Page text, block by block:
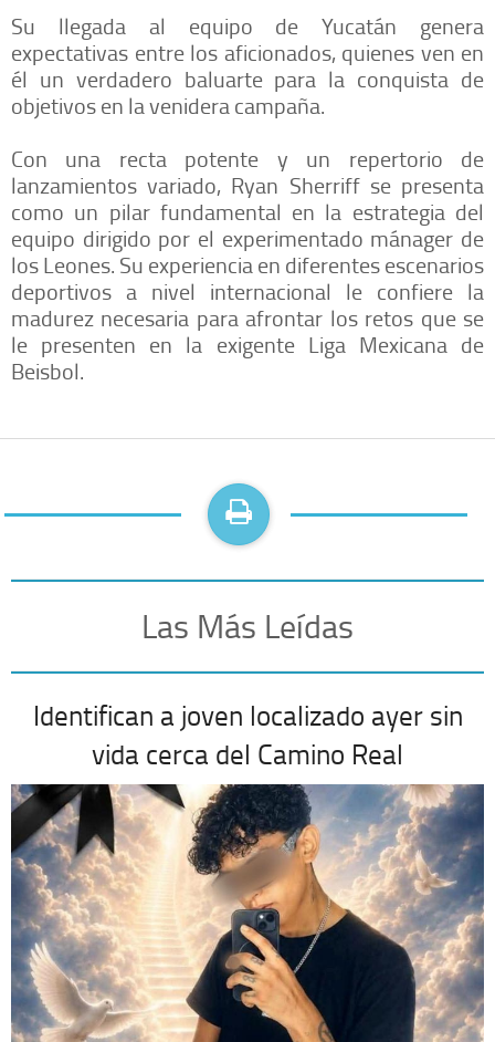
Su llegada al equipo de Yucatán genera
expectativas entre los aficionados, quienes ven en
él un verdadero baluarte para la conquista de
objetivos en la venidera campaña.
Con una recta potente y un repertorio de
lanzamientos variado, Ryan Sherriff se presenta
como un pilar fundamental en la estrategia del
equipo dirigido por el experimentado mánager de
los Leones. Su experiencia en diferentes escenarios
deportivos a nivel internacional le confiere la
madurez necesaria para afrontar los retos que se
le presenten en la exigente Liga Mexicana de
Beisbol.
Las Más Leídas
Identifican a joven localizado ayer sin
vida cerca del Camino Real